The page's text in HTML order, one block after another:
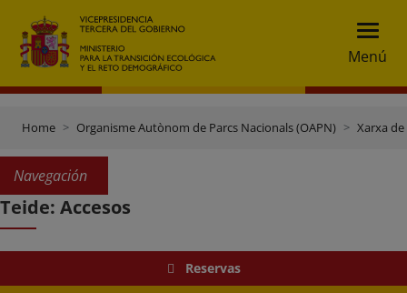
Menú
Home Organisme Autònom de Parcs Nacionals (OAPN) Xarxa
Navegación
Teide: Accesos
Reservas